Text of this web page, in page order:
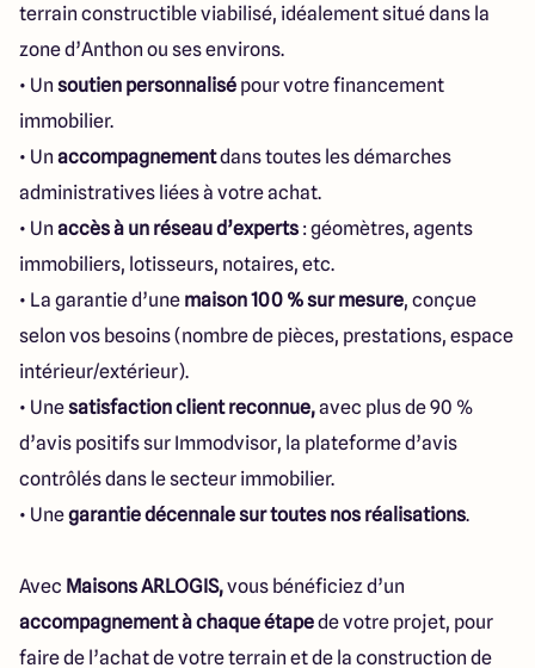
terrain constructible viabilisé, idéalement situé dans la
zone d’Anthon ou ses environs.
• Un soutien personnalisé pour votre financement
immobilier.
• Un accompagnementdans toutes les démarches
administratives liées à votre achat.
• Un accès à un réseau d’experts : géomètres, agents
immobiliers, lotisseurs, notaires, etc.
• La garantie d’une maison 100 % sur mesure, conçue
selon vos besoins (nombre de pièces, prestations, espace
intérieur/extérieur).
• Unesatisfaction client reconnue,avec plus de 90 %
d’avis positifs sur Immodvisor, la plateforme d’avis
contrôlés dans le secteur immobilier.
• Unegarantie décennale sur toutes nos réalisations.
Avec Maisons ARLOGIS,vous bénéficiez d’un
accompagnement à chaque étapede votre projet, pour
faire de l’achat de votre terrain et de la construction de